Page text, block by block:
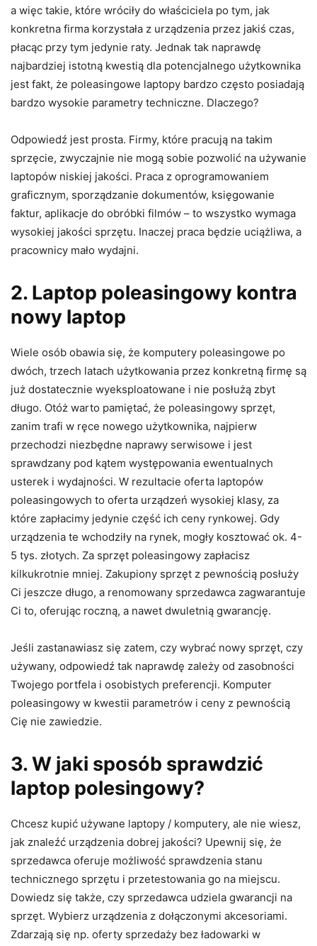
a więc takie, które wróciły do właściciela po tym, jak
konkretna firma korzystała z urządzenia przez jakiś czas,
płacąc przy tym jedynie raty. Jednak tak naprawdę
najbardziej istotną kwestią dla potencjalnego użytkownika
jest fakt, że poleasingowe laptopy bardzo często posiadają
bardzo wysokie parametry techniczne. Dlaczego?
Odpowiedź jest prosta. Firmy, które pracują na takim
sprzęcie, zwyczajnie nie mogą sobie pozwolić na używanie
laptopów niskiej jakości. Praca z oprogramowaniem
graficznym, sporządzanie dokumentów, księgowanie
faktur, aplikacje do obróbki filmów – to wszystko wymaga
wysokiej jakości sprzętu. Inaczej praca będzie uciążliwa, a
pracownicy mało wydajni.
2. Laptop poleasingowy kontra
nowy laptop
Wiele osób obawia się, że komputery poleasingowe po
dwóch, trzech latach użytkowania przez konkretną firmę są
już dostatecznie wyeksploatowane i nie posłużą zbyt
długo. Otóż warto pamiętać, że poleasingowy sprzęt,
zanim trafi w ręce nowego użytkownika, najpierw
przechodzi niezbędne naprawy serwisowe i jest
sprawdzany pod kątem występowania ewentualnych
usterek i wydajności. W rezultacie oferta laptopów
poleasingowych to oferta urządzeń wysokiej klasy, za
które zapłacimy jedynie część ich ceny rynkowej. Gdy
urządzenia te wchodziły na rynek, mogły kosztować ok. 4-
5 tys. złotych. Za sprzęt poleasingowy zapłacisz
kilkukrotnie mniej. Zakupiony sprzęt z pewnością posłuży
Ci jeszcze długo, a renomowany sprzedawca zagwarantuje
Ci to, oferując roczną, a nawet dwuletnią gwarancję.
Jeśli zastanawiasz się zatem, czy wybrać nowy sprzęt, czy
używany, odpowiedź tak naprawdę zależy od zasobności
Twojego portfela i osobistych preferencji. Komputer
poleasingowy w kwestii parametrów i ceny z pewnością
Cię nie zawiedzie.
3. W jaki sposób sprawdzić
laptop polesingowy?
Chcesz kupić używane laptopy / komputery, ale nie wiesz,
jak znaleźć urządzenia dobrej jakości? Upewnij się, że
sprzedawca oferuje możliwość sprawdzenia stanu
technicznego sprzętu i przetestowania go na miejscu.
Dowiedz się także, czy sprzedawca udziela gwarancji na
sprzęt. Wybierz urządzenia z dołączonymi akcesoriami.
Zdarzają się np. oferty sprzedaży bez ładowarki w